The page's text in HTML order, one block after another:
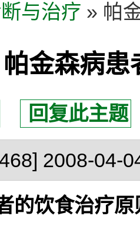
与治疗 » 帕
帕金森病患
回复此主题
2008-04-
的饮食治疗原